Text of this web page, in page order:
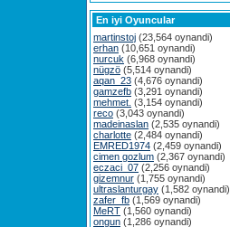
En iyi Oyuncular
martinstoj (23,564 oynandi)
erhan (10,651 oynandi)
nurcuk (6,968 oynandi)
nügzö (5,514 oynandi)
aqan_23 (4,676 oynandi)
gamzefb (3,291 oynandi)
mehmet. (3,154 oynandi)
reco (3,043 oynandi)
madeinaslan (2,535 oynandi)
charlotte (2,484 oynandi)
EMRED1974 (2,459 oynandi)
cimen gozlum (2,367 oynandi)
eczaci_07 (2,256 oynandi)
gizemnur (1,755 oynandi)
ultraslanturgay (1,582 oynandi)
zafer_fb (1,569 oynandi)
MeRT (1,560 oynandi)
ongun (1,286 oynandi)